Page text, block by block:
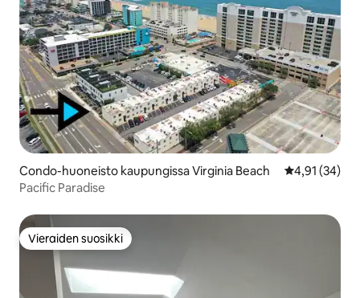
Condo-huoneisto kaupungissa Virginia Beach
4,91 (34)
Pacific Paradise
Vieraiden suosikki
Vieraiden suosikki